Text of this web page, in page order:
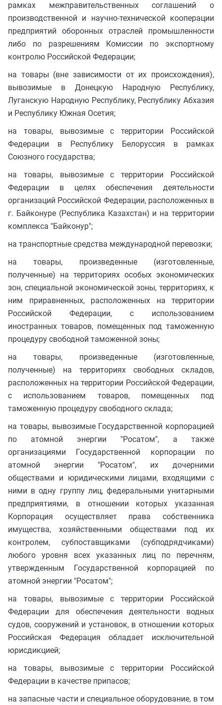
рамках межправительственных соглашений о
производственной и научно-технической кооперации
предприятий оборонных отраслей промышленности
либо по разрешениям Комиссии по экспортному
контролю Российской Федерации;
на товары (вне зависимости от их происхождения),
вывозимые в Донецкую Народную Республику,
Луганскую Народную Республику, Республику Абхазия
и Республику Южная Осетия;
на товары, вывозимые с территории Российской
Федерации в Республику Белоруссия в рамках
Союзного государства;
на товары, вывозимые с территории Российской
Федерации в целях обеспечения деятельности
организаций Российской Федерации, расположенных в
г. Байконуре (Республика Казахстан) и на территории
комплекса "Байконур";
на транспортные средства международной перевозки;
на товары, произведенные (изготовленные,
полученные) на территориях особых экономических
зон, специальной экономической зоны, территориях, к
ним приравненных, расположенных на территории
Российской Федерации, с использованием
иностранных товаров, помещенных под таможенную
процедуру свободной таможенной зоны;
на товары, произведенные (изготовленные,
полученные) на территориях свободных складов,
расположенных на территории Российской Федерации,
с использованием товаров, помещенных под
таможенную процедуру свободного склада;
на товары, вывозимые Государственной корпорацией
по атомной энергии "Росатом", а также
организациями Государственной корпорации по
атомной энергии "Росатом", их дочерними
обществами и юридическими лицами, входящими с
ними в одну группу лиц, федеральными унитарными
предприятиями, в отношении которых указанная
Корпорация осуществляет права собственника
имущества, хозяйственными обществами под их
контролем, субпоставщиками (субподрядчиками)
любого уровня всех указанных лиц по перечням,
утвержденным Государственной корпорацией по
атомной энергии "Росатом";
на товары, вывозимые с территории Российской
Федерации для обеспечения деятельности водных
судов, сооружений и установок, в отношении которых
Российская Федерация обладает исключительной
юрисдикцией;
на товары, вывозимые с территории Российской
Федерации в качестве припасов;
на запасные части и специальное оборудование, в том